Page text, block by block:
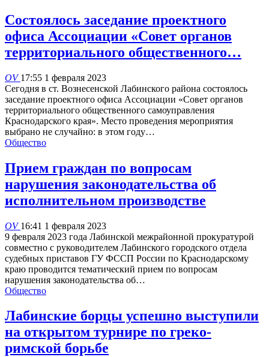
Состоялось заседание проектного
офиса Ассоциации «Совет органов
территориального общественного…
OV17:55 1 февраля 2023
Сегодня в ст. Вознесенской Лабинского района состоялось
заседание проектного офиса Ассоциации «Совет органов
территориального общественного самоуправления
Краснодарского края». Место проведения мероприятия
выбрано не случайно: в этом году…
Общество
Прием граждан по вопросам
нарушения законодательства об
исполнительном производстве
OV16:41 1 февраля 2023
9 февраля 2023 года Лабинской межрайонной прокуратурой
совместно с руководителем Лабинского городского отдела
судебных приставов ГУ ФССП России по Краснодарскому
краю проводится тематический прием по вопросам
нарушения законодательства об…
Общество
Лабинские борцы успешно выступили
на открытом турнире по греко-
римской борьбе